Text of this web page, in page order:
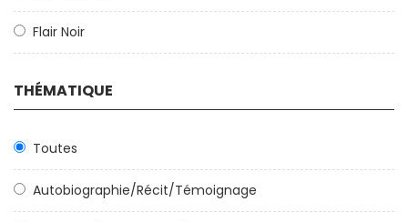
Flair Noir
THÉMATIQUE
Toutes
Autobiographie/Récit/Témoignage